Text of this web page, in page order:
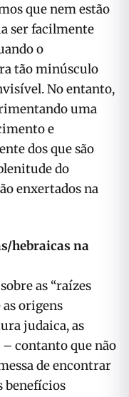
que nem estão
ser facilmente
o
tão minúsculo
No entanto,
uma
e
dos que são
do
enxertados na
hebraicas na
as “raízes
as origens
judaica, as
– contanto que não
de encontrar
benefícios